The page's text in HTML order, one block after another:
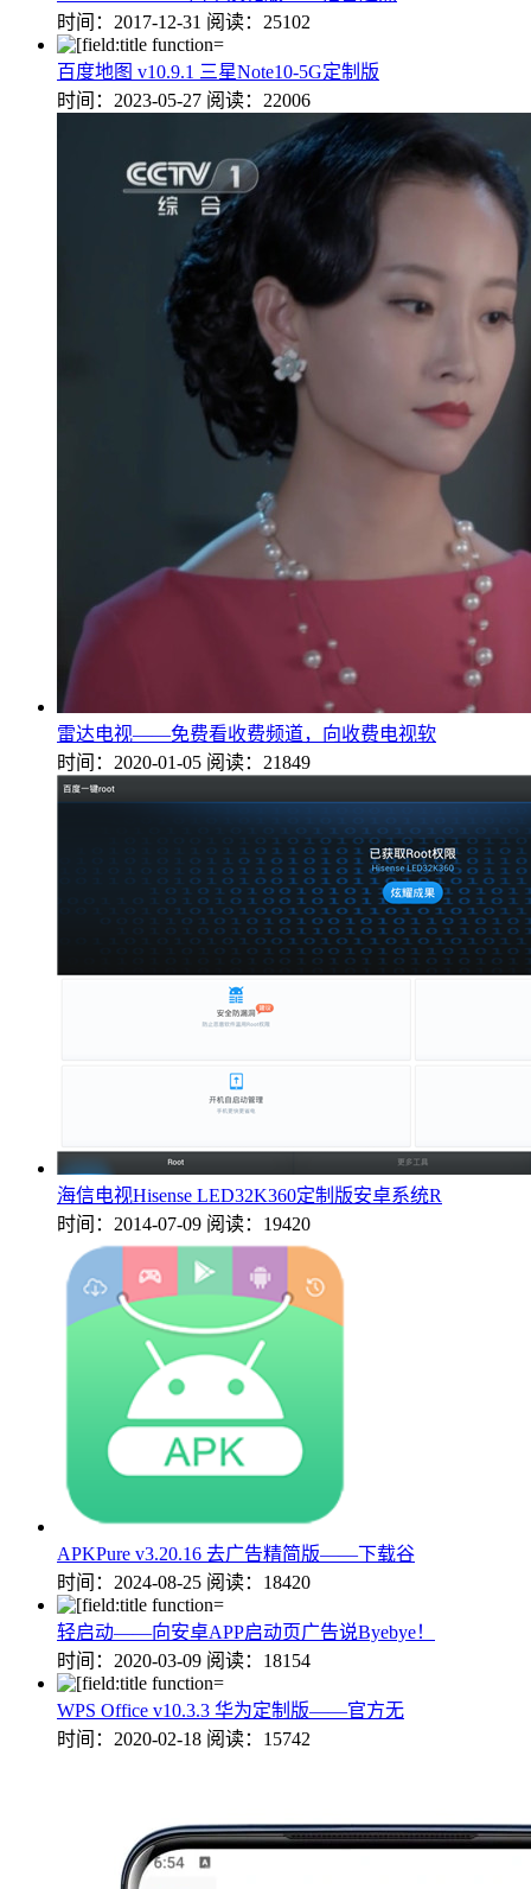
时间：2017-12-31 阅读：25102
百度地图 v10.9.1 三星Note10-5G定制版
时间：2023-05-27 阅读：22006
雷达电视——免费看收费频道，向收费电视软
时间：2020-01-05 阅读：21849
海信电视Hisense LED32K360定制版安卓系统R
时间：2014-07-09 阅读：19420
APKPure v3.20.16 去广告精简版——下载谷
时间：2024-08-25 阅读：18420
轻启动——向安卓APP启动页广告说Byebye！
时间：2020-03-09 阅读：18154
WPS Office v10.3.3 华为定制版——官方无
时间：2020-02-18 阅读：15742